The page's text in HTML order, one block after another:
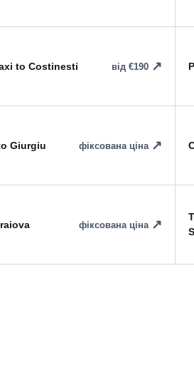
to Costinesti від €190
Giurgiu фіксована ціна
фіксована ціна